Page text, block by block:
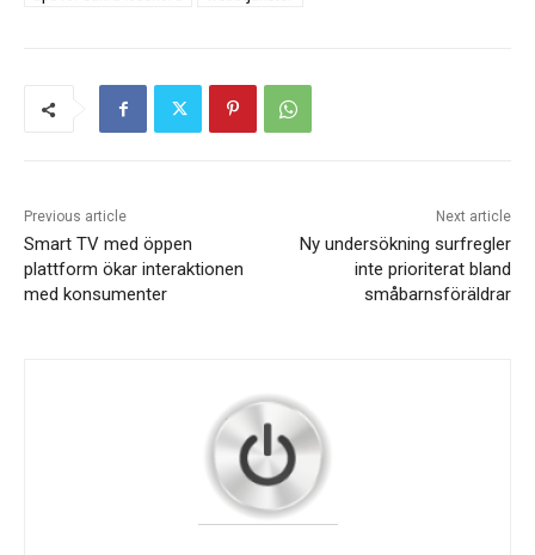
Previous article
Smart TV med öppen
plattform ökar interaktionen
med konsumenter
Next article
Ny undersökning surfregler
inte prioriterat bland
småbarnsföräldrar